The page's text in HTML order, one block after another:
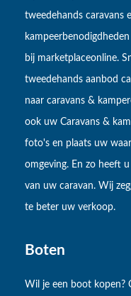
tweedehands caravans
bij marketplaceonline.
tweedehands aanbod
naar caravans &
ook uw Caravans &
foto's en plaats uw
omgeving. En zo heeft
van uw caravan. Wij
te beter uw verkoop.
Boten
Wil je een boot kopen?